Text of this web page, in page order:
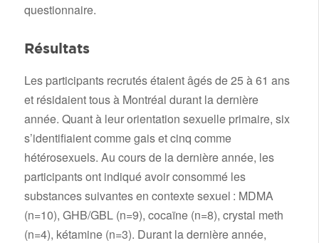
questionnaire.
Résultats
Les participants recrutés étaient âgés de 25 à 61 ans
et résidaient tous à Montréal durant la dernière
année. Quant à leur orientation sexuelle primaire, six
s’identifiaient comme gais et cinq comme
hétérosexuels. Au cours de la dernière année, les
participants ont indiqué avoir consommé les
substances suivantes en contexte sexuel : MDMA
(n=10), GHB/GBL (n=9), cocaïne (n=8), crystal meth
(n=4), kétamine (n=3). Durant la dernière année,